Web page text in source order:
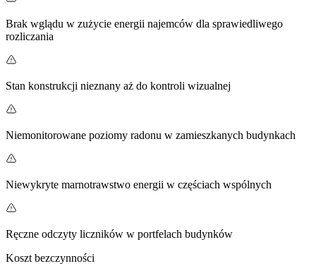
Brak wglądu w zużycie energii najemców dla sprawiedliwego
rozliczania
Stan konstrukcji nieznany aż do kontroli wizualnej
Niemonitorowane poziomy radonu w zamieszkanych budynkach
Niewykryte marnotrawstwo energii w częściach wspólnych
Ręczne odczyty liczników w portfelach budynków
Koszt bezczynności